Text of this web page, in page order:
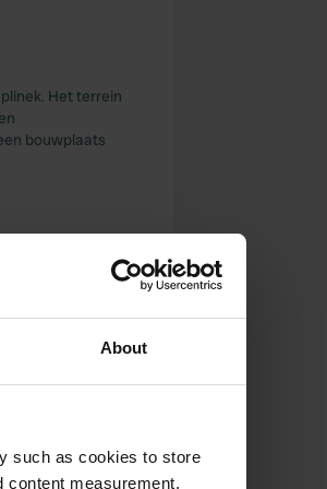
About
such as cookies to store
content measurement,
Het terrein
bouwplaats
plekje zoeken en
waren er al veel
zeer op ons